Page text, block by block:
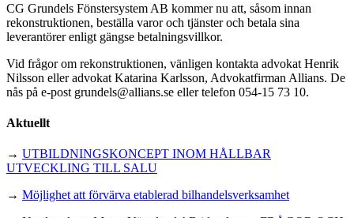
CG Grundels Fönstersystem AB kommer nu att, såsom innan
rekonstruktionen, beställa varor och tjänster och betala sina
leverantörer enligt gängse betalningsvillkor.
Vid frågor om rekonstruktionen, vänligen kontakta advokat Henrik
Nilsson eller advokat Katarina Karlsson, Advokatfirman Allians. De
nås på e-post grundels@allians.se eller telefon 054-15 73 10.
Aktuellt
→ UTBILDNINGSKONCEPT INOM HÅLLBAR
UTVECKLING TILL SALU
→ Möjlighet att förvärva etablerad bilhandelsverksamhet